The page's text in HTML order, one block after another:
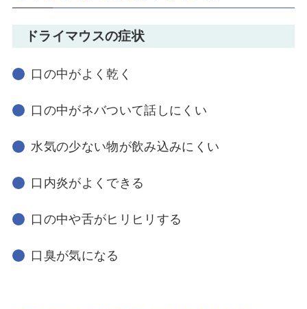
ドライマウスの症状
口の中がよく乾く
口の中がネバついて話しにくい
水気の少ない物が飲み込みにくい
口内炎がよくできる
口の中や舌がヒリヒリする
口臭が気になる